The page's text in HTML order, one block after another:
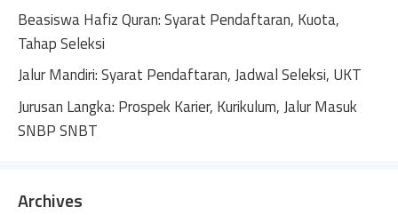
Beasiswa Hafiz Quran: Syarat Pendaftaran, Kuota,
Tahap Seleksi
Jalur Mandiri: Syarat Pendaftaran, Jadwal Seleksi, UKT
Jurusan Langka: Prospek Karier, Kurikulum, Jalur Masuk
SNBP SNBT
Archives